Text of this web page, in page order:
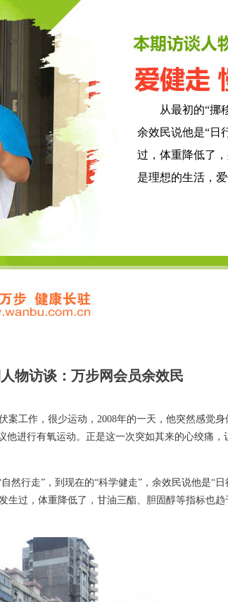
从最初的“挪移
余效民说他是“日
过，体重降低了
是理想的生活，
物访谈： 万步网会员余效民
案工作，很少运动，2008年的一天，他突然感觉
他进行有氧运动。正是这一次突如其来的心绞痛，
然行走”，到现在的“科学健走”，余效民说他是“日
生过，体重降低了，甘油三酯、胆固醇等指标也趋